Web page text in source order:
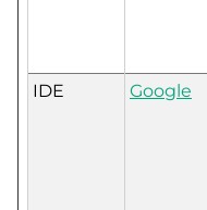
IDE Google